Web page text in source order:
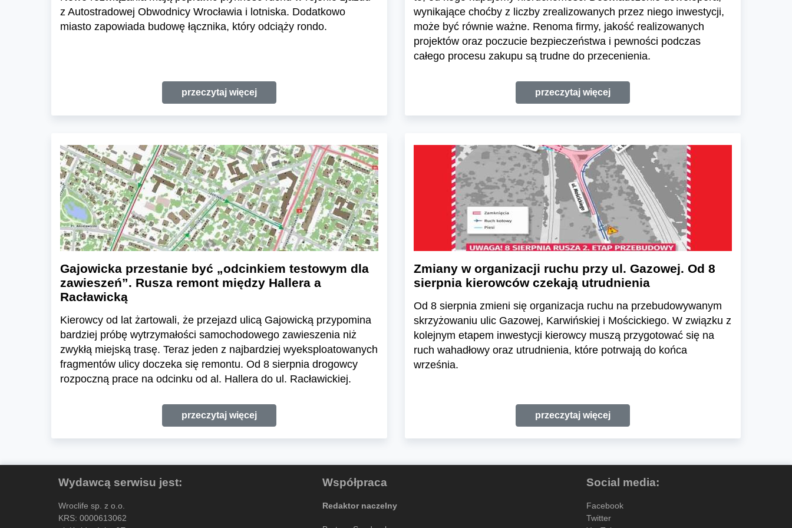
z Autostradowej Obwodnicy Wrocławia i lotniska. Dodatkowo
miasto zapowiada budowę łącznika, który odciąży rondo.
przeczytaj więcej
wynikające choćby z liczby zrealizowanych przez niego inwestycji,
może być równie ważne. Renoma firmy, jakość realizowanych
projektów oraz poczucie bezpieczeństwa i pewności podczas
całego procesu zakupu są trudne do przecenienia.
przeczytaj więcej
Gajowicka przestanie być „odcinkiem testowym dla
zawieszeń”. Rusza remont między Hallera a
Racławicką
Kierowcy od lat żartowali, że przejazd ulicą Gajowicką przypomina
bardziej próbę wytrzymałości samochodowego zawieszenia niż
zwykłą miejską trasę. Teraz jeden z najbardziej wyeksploatowanych
fragmentów ulicy doczeka się remontu. Od 8 sierpnia drogowcy
rozpoczną prace na odcinku od al. Hallera do ul. Racławickiej.
przeczytaj więcej
Zmiany w organizacji ruchu przy ul. Gazowej. Od 8
sierpnia kierowców czekają utrudnienia
Od 8 sierpnia zmieni się organizacja ruchu na przebudowywanym
skrzyżowaniu ulic Gazowej, Karwińskiej i Mościckiego. W związku z
kolejnym etapem inwestycji kierowcy muszą przygotować się na
ruch wahadłowy oraz utrudnienia, które potrwają do końca
września.
przeczytaj więcej
Wydawcą serwisu jest:
Wroclife sp. z o.o.
KRS: 0000613062
Współpraca
Redaktor naczelny
Social media:
Facebook
Twitter